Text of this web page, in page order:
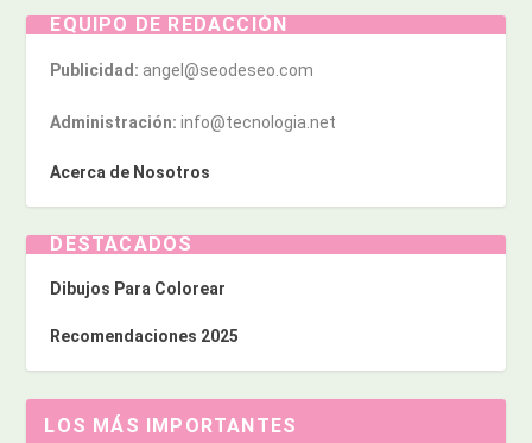
EQUIPO DE REDACCIÓN
Publicidad: angel@seodeseo.com
Administración: info@tecnologia.net
Acerca de Nosotros
DESTACADOS
Dibujos Para Colorear
Recomendaciones 2025
LOS MÁS IMPORTANTES